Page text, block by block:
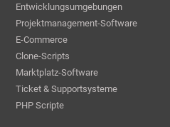
Entwicklungsumgebungen
Projektmanagement-Software
E-Commerce
Clone-Scripts
Marktplatz-Software
Ticket & Supportsysteme
PHP Scripte